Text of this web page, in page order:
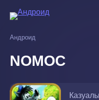
основному
Андроид
NOMOC